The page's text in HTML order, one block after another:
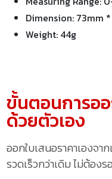
Dimension: 73mm
Weight: 44g
ขั้นตอนการออ
ด้วยตัวเอง
ออกใบเสนอราคาเองจา
รวดเร็วกว่าเดิม ไม่ต้องร